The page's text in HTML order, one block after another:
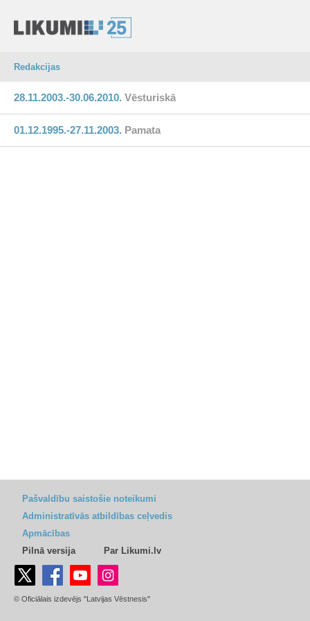
Redakcijas
28.11.2003.-30.06.2010. Vēsturiskā
01.12.1995.-27.11.2003. Pamata
Pašvaldību saistošie noteikumi
Administratīvās atbildības ceļvedis
Apmācības
Pilnā versija
Par Likumi.lv
© Oficiālais izdevējs "Latvijas Vēstnesis"